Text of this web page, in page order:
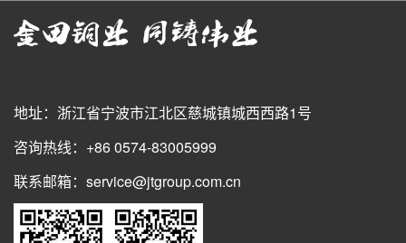
地址：浙江省宁波市江北区慈城镇城西西路1号
咨询热线：+86 0574-83005999
联系邮箱：service@jtgroup.com.cn